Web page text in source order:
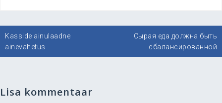
Navigeerimine
Kasside ainulaadne
ainevahetus
Сырая еда должна быть
сбалансированной
Lisa kommentaar